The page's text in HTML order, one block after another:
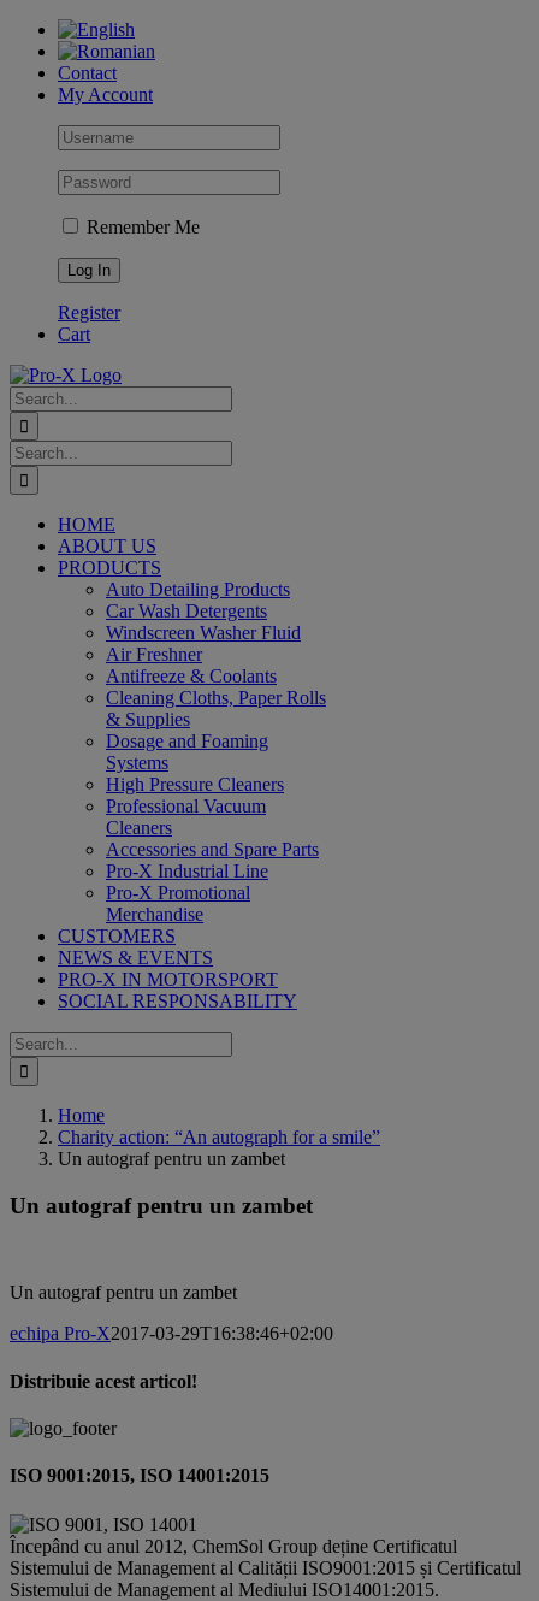
Skip
contentContact
My Account
Remember Me
Register
Cart
Search
for:
Search
for:
HOME
ABOUT US
PRODUCTS
Auto Detailing Products
Car Wash Detergents
Windscreen Washer Fluid
Air Freshner
Antifreeze & Coolants
Cleaning Cloths, Paper Rolls
& Supplies
Dosage and Foaming
Systems
High Pressure Cleaners
Professional Vacuum
Cleaners
Accessories and Spare Parts
Pro-X Industrial Line
Pro-X Promotional
Merchandise
CUSTOMERS
NEWS & EVENTS
PRO-X IN MOTORSPORT
SOCIAL RESPONSABILITY
Search
for:
Home
Charity action: “An autograph for a smile”
Un autograf pentru un zambet
Un autograf pentru un zambet
Un autograf pentru un zambet
echipa Pro-X2017-03-29T16:38:46+02:00
Distribuie acest articol!
Facebook
X
Pinterest
Email
ISO 9001:2015, ISO 14001:2015
Începând cu anul 2012, ChemSol Group deține Certificatul
Sistemului de Management al Calității ISO9001:2015 și Certificatul
Sistemului de Management al Mediului ISO14001:2015.